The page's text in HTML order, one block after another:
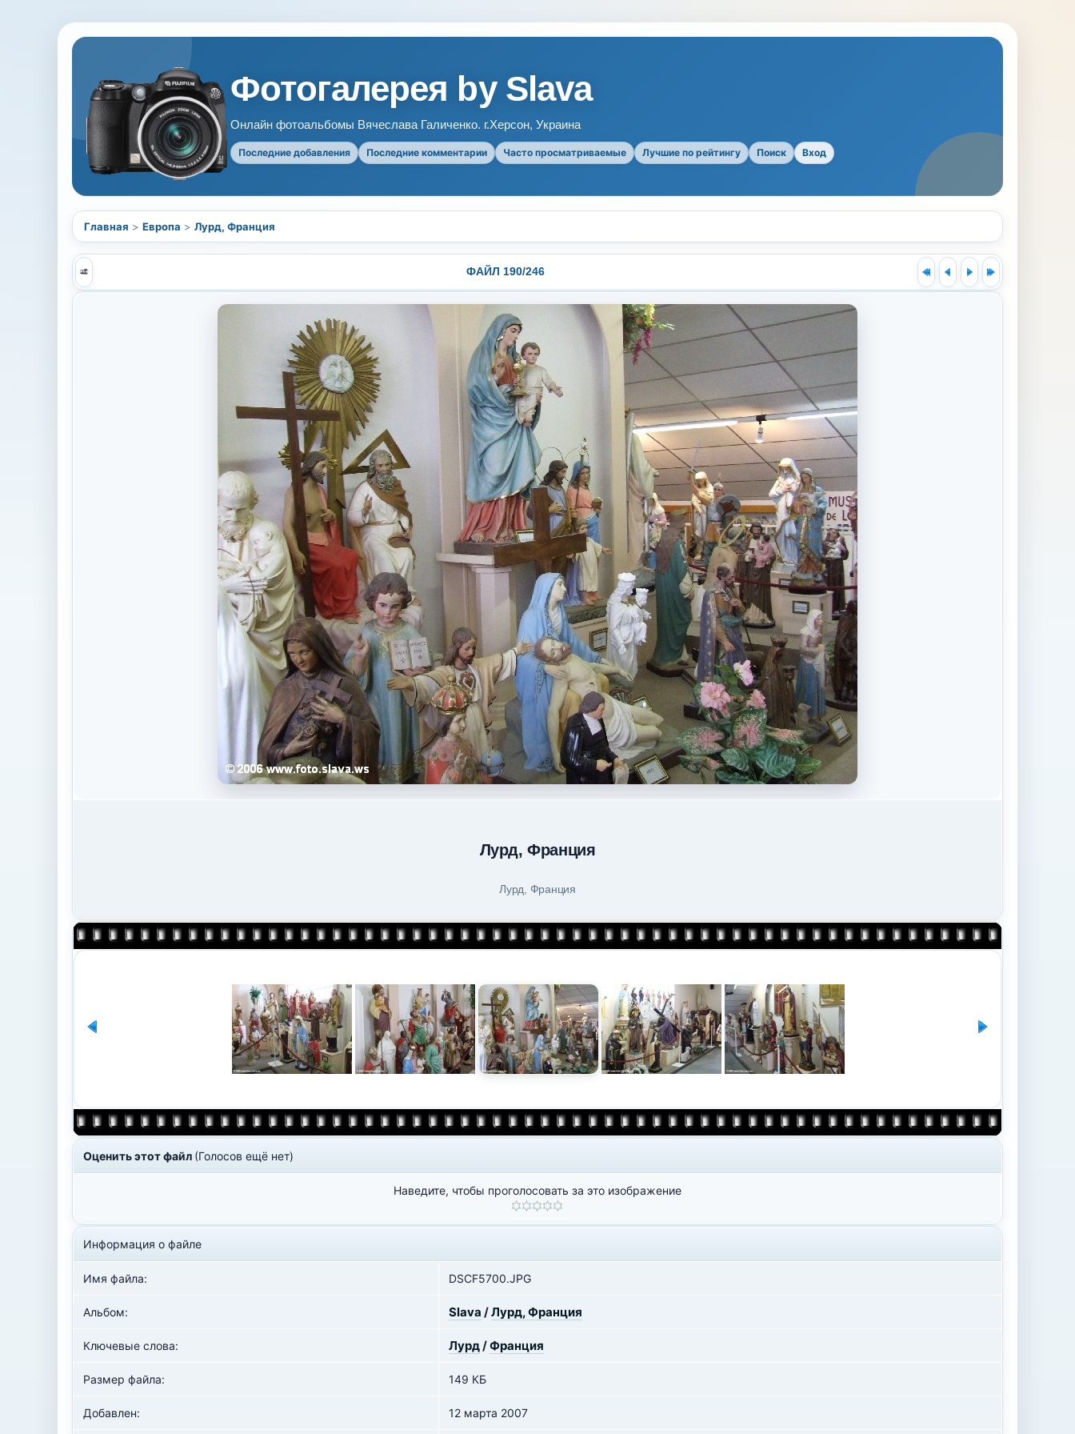
Фотогалерея by Slava
Онлайн фотоальбомы Вячеслава Галиченко. г.Херсон, Украина
Последние добавления Последние комментарии Часто просматриваемые Лучшие по рейтингу Поиск Вход
Главная > Европа > Лурд, Франция
ФАЙЛ 190/246
Лурд, Франция
Лурд, Франция
Оценить этот файл (Голосов ещё нет)
Наведите, чтобы проголосовать за это изображение
Информация о файле
Имя файла: DSCF5700.JPG
Альбом: Slava /Лурд, Франция
Ключевые слова: Лурд/Франция
Размер файла: 149 КБ
Добавлен: 12 марта 2007